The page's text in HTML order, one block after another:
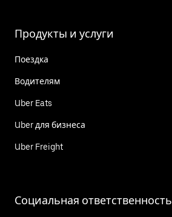
Продукты и услуги
Поездка
Водителям
Uber Eats
Uber для бизнеса
Uber Freight
Социальная ответственность